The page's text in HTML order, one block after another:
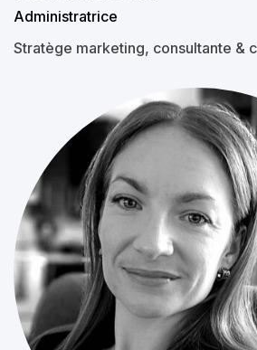
Administratrice
Stratège marketing, consultante &